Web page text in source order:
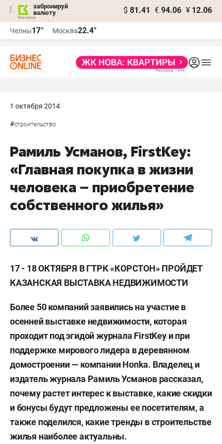
забронируй
валюту
$ 81.41 € 94.06 ¥ 12.06
Челны17° Москва22.4°
1 октября 2014
#строительство
Рамиль Усманов, FirstKey:
«Главная покупка в жизни
человека – приобретение
собственного жилья»
17 - 18 ОКТЯБРЯ В ГТРК «КОРСТОН» ПРОЙДЕТ
КАЗАНСКАЯ ВЫСТАВКА НЕДВИЖИМОСТИ
Более 50 компаний заявились на участие в
осенней выставке недвижимости, которая
проходит под эгидой журнала FirstKey и при
поддержке мирового лидера в деревянном
домостроении — компании Honka. Владелец и
издатель журнала Рамиль Усманов рассказал,
почему растет интерес к выставке, какие скидки
и бонусы будут предложены ее посетителям, а
также поделился, какие тренды в строительстве
жилья наиболее актуальны.